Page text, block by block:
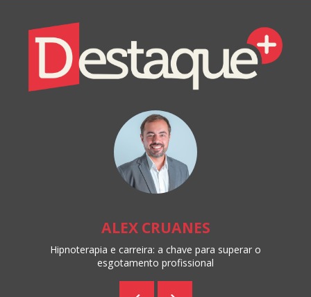
Colunistas
Destaque+
Online
ALEX CRUANES
Hipnoterapia e carreira: a chave para superar o
esgotamento profissional